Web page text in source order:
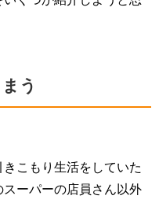
う
こもり生活をしていた
ーパーの店員さん以外